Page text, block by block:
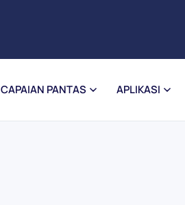
CAPAIAN PANTAS APLIKASI